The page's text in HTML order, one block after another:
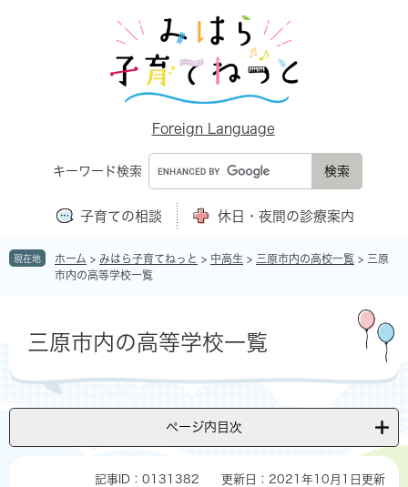
Foreign Language
キーワード検索
子育ての相談 休日・夜間の診療案内
現在地 ホーム > みはら子育てねっと > 中高生 > 三原市内の高校一覧 > 三原
市内の高等学校一覧
三原市内の高等学校一覧
ページ内目次
記事ID：0131382 更新日：2021年10月1日更新